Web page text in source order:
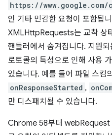
https://www.google.com/
인 기타 민감한 요청이 포함됩
XMLHttpRequests는 교착 상
핸들러에서 숨겨집니다. 지원
로토콜의 특성으로 인해 사용
있습니다. 예를 들어 파일 스킴
onResponseStarted ,
만 디스패치될 수 있습니다.
Chrome 58부터 webRequest